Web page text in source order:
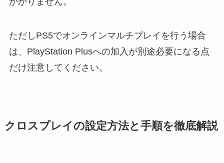
ただしPS5でオンラインマルチプレイを行う場合
は、PlayStation Plusへの加入が別途必要になる点
だけ注意してください。
クロスプレイの設定方法と手順を徹底解説